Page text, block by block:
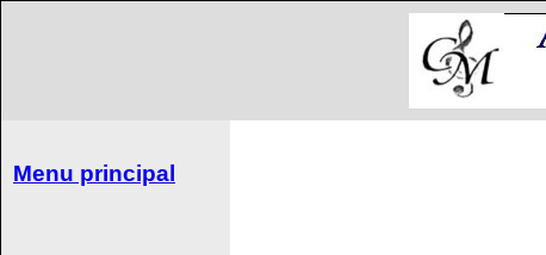
Menu principal